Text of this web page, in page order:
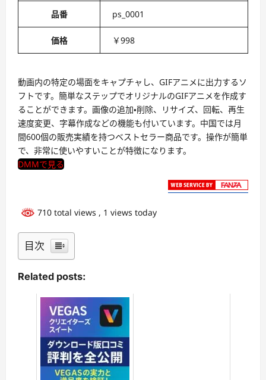
品番 ps_0001
価格 ￥998
動画内の特定の場面をキャプチャし、GIFアニメに出力するソ
フトです。簡単なステップでオリジナルのGIFアニメを作成す
ることができます。画像の追加・削除、リサイズ、回転、再生
速度変更、字幕作成などの機能も付いています。中国では月
間600個の販売実績を持つベストセラー商品です。操作が簡単
で、非常に使いやすいことが特徴になります。
DMMで見る
710 total views , 1 views today
目次
Related posts: